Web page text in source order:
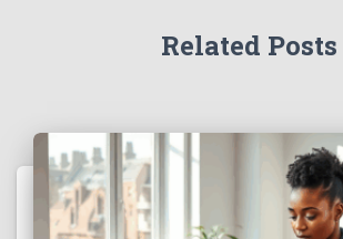
Related Posts